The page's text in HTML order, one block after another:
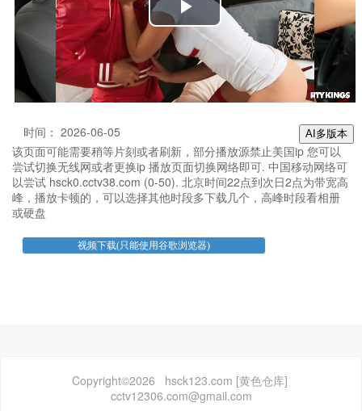
AI多版本
时间： 2026-06-05
该页面可能需要稍等片刻或者刷新，部分播放源禁止美国ip 您可以
尝试切换无线网或者更换ip 播放页面切换网络即可. 中国移动网络可
以尝试 hsck0.cctv38.com (0-50). 北京时间22点到次日2点为带宽高
峰，播放卡顿的，可以选择其他时段多下载几个，高峰时段看相册
或硬盘
Copyright©2026 hsck123.com [黄色仓库]
cctv12306.com@gmail.com